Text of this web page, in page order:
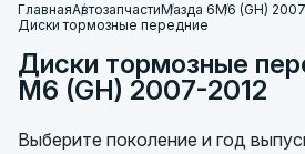
ГлавнаяАвтозапчастиМазда 6M6 (GH)
Диски тормозные передние
Диски тормозные
M6 (GH) 2007-2012
Выберите поколение и год